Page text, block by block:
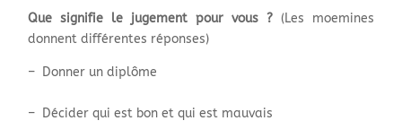
Que signifie le jugement pour vous ?(Les moemines
donnent différentes réponses)
– Donner un diplôme
– Décider qui est bon et qui est mauvais